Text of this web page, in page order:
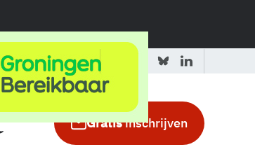
Adverteren in de GIC
Gratisinschrijven